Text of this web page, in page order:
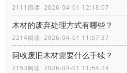
2111阅读 2026-04-01 12:18:07
木材的废弃处理方式有哪些？
2214阅读 2026-04-01 11:57:37
回收废旧木材需要什么手续？
2153阅读 2026-04-01 11:54:24